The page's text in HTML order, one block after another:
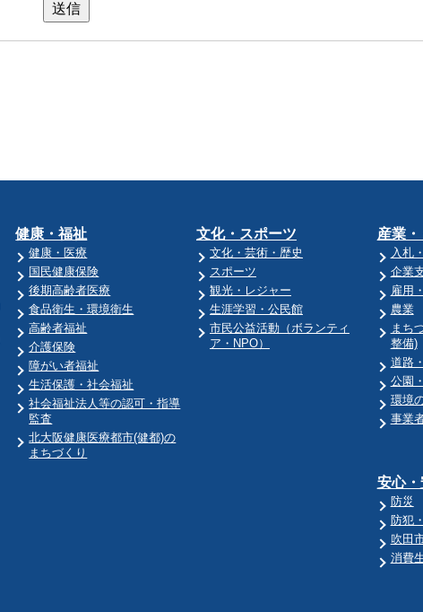
送信
健康・福祉
健康・医療
国民健康保険
後期高齢者医療
食品衛生・環境衛生
高齢者福祉
介護保険
障がい者福祉
生活保護・社会福祉
社会福祉法人等の認可・指導
監査
北大阪健康医療都市(健都)の
まちづくり
文化・スポーツ
文化・芸術・歴史
スポーツ
観光・レジャー
生涯学習・公民館
市民公益活動（ボランティ
ア・NPO）
産業
入札
企業
雇用
農業
まち
整備)
道路
公園
環境
事業
安心・
防災
防犯
吹田
消費